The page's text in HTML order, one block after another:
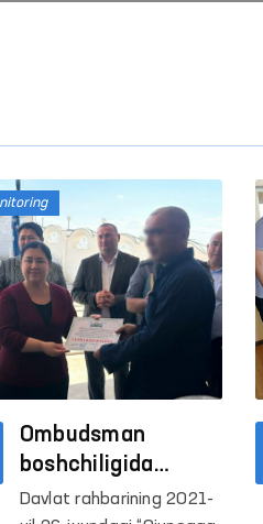
Ombudsman
boshchiligida
Qashqadaryodagi
Davlat rahbarining 2021-
bir kuni